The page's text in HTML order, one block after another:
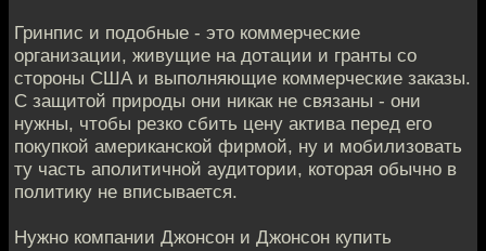
Гринпис и подобные - это коммерческие
организации, живущие на дотации и гранты со
стороны США и выполняющие коммерческие заказы.
С защитой природы они никак не связаны - они
нужны, чтобы резко сбить цену актива перед его
покупкой американской фирмой, ну и мобилизовать
ту часть аполитичной аудитории, которая обычно в
политику не вписывается.
Нужно компании Джонсон и Джонсон купить